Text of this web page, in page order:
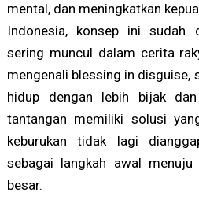
mental, dan meningkatkan
Indonesia, konsep ini sudah
sering muncul dalam cerita
mengenali blessing in disguise,
hidup dengan lebih bijak
tantangan memiliki solusi
keburukan tidak lagi
sebagai langkah awal menuju
besar.